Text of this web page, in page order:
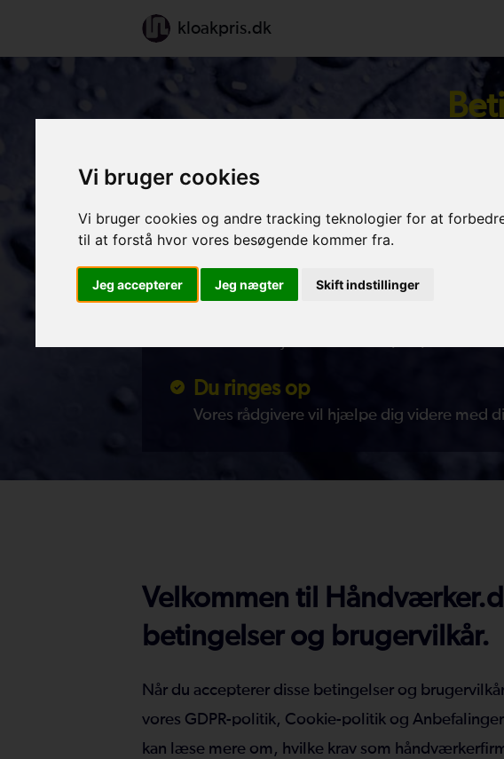
Vi bruger cookies
Vi bruger cookies og andre tracking teknologier for at
til at forstå hvor vores besøgende kommer fra.
Jeg accepterer Jeg nægter Skift indstillinger
kloakpris.dk
Sådan fungerer vores
Indtast opgaven
Indtast din opgave i beregneren
Du ringes op
Vores rådgivere vil hjælpe dig videre med
Velkommen til
betingelser og brugervilkår.
Når du accepterer disse betingelser og
vores GDPR-politik, Cookie-politik og
kan læse mere om, hvilke krav som